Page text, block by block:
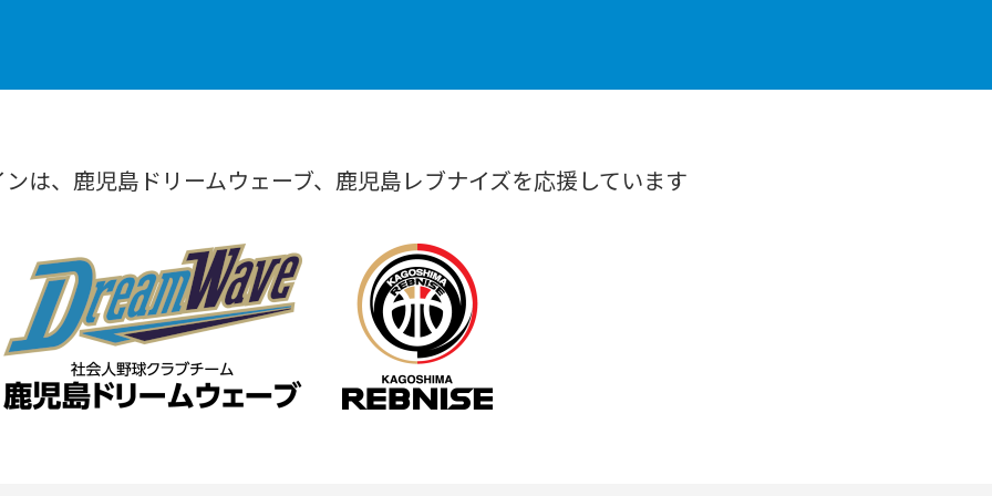
は、鹿児島ドリームウェーブ、鹿児島レブナイズを応援しています